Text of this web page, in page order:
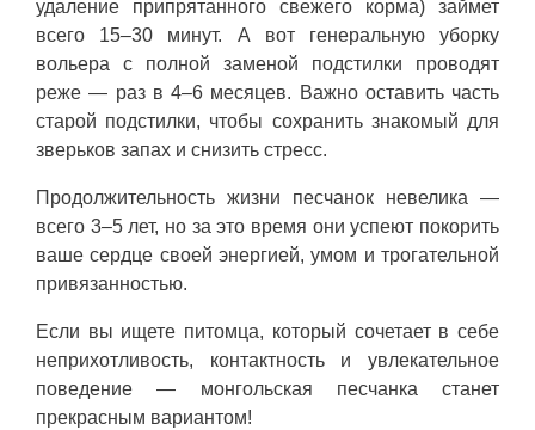
удаление припрятанного свежего корма) займет
всего 15–30 минут. А вот генеральную уборку
вольера с полной заменой подстилки проводят
реже — раз в 4–6 месяцев. Важно оставить часть
старой подстилки, чтобы сохранить знакомый для
зверьков запах и снизить стресс.
Продолжительность жизни песчанок невелика —
всего 3–5 лет, но за это время они успеют покорить
ваше сердце своей энергией, умом и трогательной
привязанностью.
Если вы ищете питомца, который сочетает в себе
неприхотливость, контактность и увлекательное
поведение — монгольская песчанка станет
прекрасным вариантом!